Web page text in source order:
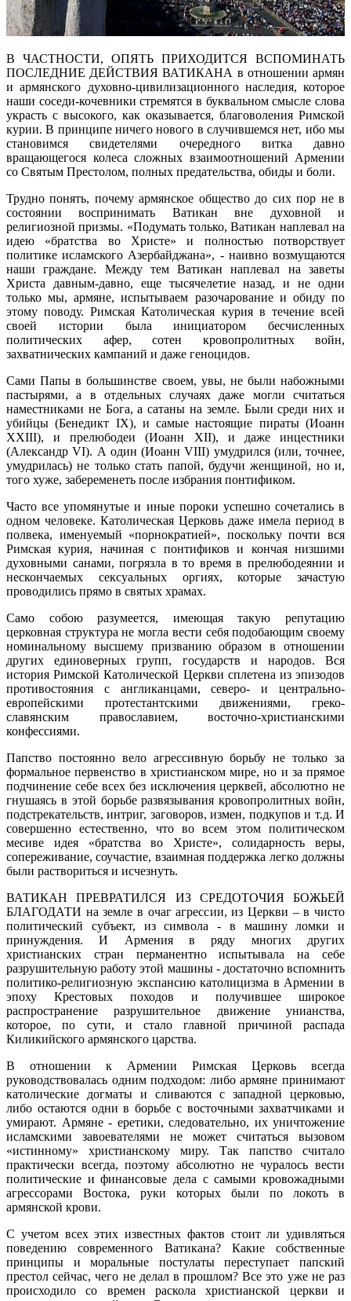
В ЧАСТНОСТИ, ОПЯТЬ ПРИХОДИТСЯ ВСПОМИНАТЬ
ПОСЛЕДНИЕ ДЕЙСТВИЯ ВАТИКАНА в отношении армян
и армянского духовно-цивилизационного наследия, которое
наши соседи-кочевники стремятся в буквальном смысле слова
украсть с высокого, как оказывается, благоволения Римской
курии. В принципе ничего нового в случившемся нет, ибо мы
становимся свидетелями очередного витка давно
вращающегося колеса сложных взаимоотношений Армении
со Святым Престолом, полных предательства, обиды и боли.
Трудно понять, почему армянское общество до сих пор не в
состоянии воспринимать Ватикан вне духовной и
религиозной призмы. «Подумать только, Ватикан наплевал на
идею «братства во Христе» и полностью потворствует
политике исламского Азербайджана», - наивно возмущаются
наши граждане. Между тем Ватикан наплевал на заветы
Христа давным-давно, еще тысячелетие назад, и не одни
только мы, армяне, испытываем разочарование и обиду по
этому поводу. Римская Католическая курия в течение всей
своей истории была инициатором бесчисленных
политических афер, сотен кровопролитных войн,
захватнических кампаний и даже геноцидов.
Сами Папы в большинстве своем, увы, не были набожными
пастырями, а в отдельных случаях даже могли считаться
наместниками не Бога, а сатаны на земле. Были среди них и
убийцы (Бенедикт IX), и самые настоящие пираты (Иоанн
XXIII), и прелюбодеи (Иоанн XII), и даже инцестники
(Александр VI). А один (Иоанн VIII) умудрился (или, точнее,
умудрилась) не только стать папой, будучи женщиной, но и,
того хуже, забеременеть после избрания понтификом.
Часто все упомянутые и иные пороки успешно сочетались в
одном человеке. Католическая Церковь даже имела период в
полвека, именуемый «порнократией», поскольку почти вся
Римская курия, начиная с понтификов и кончая низшими
духовными санами, погрязла в то время в прелюбодеянии и
нескончаемых сексуальных оргиях, которые зачастую
проводились прямо в святых храмах.
Само собою разумеется, имеющая такую репутацию
церковная структура не могла вести себя подобающим своему
номинальному высшему призванию образом в отношении
других единоверных групп, государств и народов. Вся
история Римской Католической Церкви сплетена из эпизодов
противостояния с англиканцами, северо- и центрально-
европейскими протестантскими движениями, греко-
славянским православием, восточно-христианскими
конфессиями.
Папство постоянно вело агрессивную борьбу не только за
формальное первенство в христианском мире, но и за прямое
подчинение себе всех без исключения церквей, абсолютно не
гнушаясь в этой борьбе развязывания кровопролитных войн,
подстрекательств, интриг, заговоров, измен, подкупов и т.д. И
совершенно естественно, что во всем этом политическом
месиве идея «братства во Христе», солидарность веры,
сопереживание, соучастие, взаимная поддержка легко должны
были раствориться и исчезнуть.
ВАТИКАН ПРЕВРАТИЛСЯ ИЗ СРЕДОТОЧИЯ БОЖЬЕЙ
БЛАГОДАТИ на земле в очаг агрессии, из Церкви – в чисто
политический субъект, из символа - в машину ломки и
принуждения. И Армения в ряду многих других
христианских стран перманентно испытывала на себе
разрушительную работу этой машины - достаточно вспомнить
политико-религиозную экспансию католицизма в Армении в
эпоху Крестовых походов и получившее широкое
распространение разрушительное движение унианства,
которое, по сути, и стало главной причиной распада
Киликийского армянского царства.
В отношении к Армении Римская Церковь всегда
руководствовалась одним подходом: либо армяне принимают
католические догматы и сливаются с западной церковью,
либо остаются одни в борьбе с восточными захватчиками и
умирают. Армяне - еретики, следовательно, их уничтожение
исламскими завоевателями не может считаться вызовом
«истинному» христианскому миру. Так папство считало
практически всегда, поэтому абсолютно не чуралось вести
политические и финансовые дела с самыми кровожадными
агрессорами Востока, руки которых были по локоть в
армянской крови.
С учетом всех этих известных фактов стоит ли удивляться
поведению современного Ватикана? Какие собственные
принципы и моральные постулаты переступает папский
престол сейчас, чего не делал в прошлом? Все это уже не раз
происходило со времен раскола христианской церкви и